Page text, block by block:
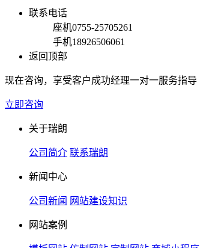
联系电话
座机0755-25705261
手机18926506061
返回顶部
现在咨询，享受客户成功经理一对一服务指导
立即咨询
关于瑞朗
公司简介 联系瑞朗
新闻中心
公司新闻 网站建设知识
网站案例